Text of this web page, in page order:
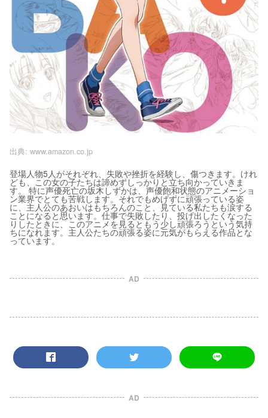
出典: www.amazon.co.jp
登場人物5人がそれぞれ、失敗や挫折を経験し、傷つきます。けれ
ども、この女の子たちは諦めずしっかりと立ち向かっていきま
す。 特に声優死亡の坂木しずかは、声優飽和状態のアニメーショ
ン業界でとても苦戦します。それでもめげずに頑張っている姿
に、主人公のあおいはもちろんのこと、見ている私たちも涙する
ことになると思います。仕事で失敗したり、投げ出したくなった
りしたときに、このアニメを見るともう少し頑張ろうという気持
ちになれます。主人公たちの頑張る姿に元気がもらえる作品とな
っています。
AD
AD